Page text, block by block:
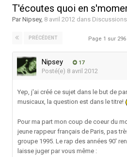
T'écoutes quoi en
ParNipsey, 8 avril 2012 dans
PRÉCÉDENT Page 1 sur 296
Nipsey 17
Posté(e) 8 avril 2012
Yep, j'ai créé ce sujet dans le but de
musicaux, la question est dans le titre!
Pour ma part mon coup de coeur du
jeune rappeur français de Paris, pas
groupe 1995. Le rap des années 90'
laisse juger par vous même :